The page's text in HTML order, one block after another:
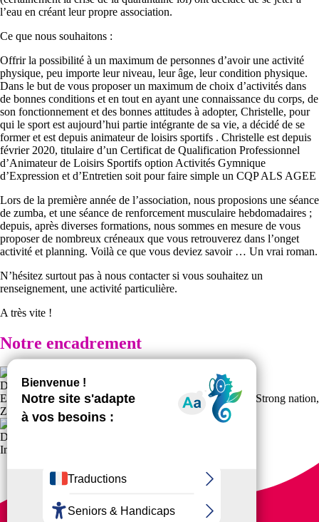
l’eau en créant leur propre association.
Ce que nous souhaitons :
Offrir la possibilité à un maximum de personnes d’avoir une activité
physique, peu importe leur niveau, leur âge, leur condition physique.
Dans le but de vous proposer un maximum de choix d’activités dans
de bonnes conditions et en tout en ayant une connaissance du corps, de
son fonctionnement et des bonnes attitudes à adopter, Christelle, pour
qui le sport est aujourd’hui partie intégrante de sa vie, a décidé de se
former et est depuis animateur de loisirs sportifs . Christelle est depuis
février 2020, titulaire d’un Certificat de Qualification Professionnel
d’Animateur de Loisirs Sportifs option Activités Gymnique
d’Expression et d’Entretien soit pour faire simple un CQP ALS AGEE
Lors de la première année de l’association, nous proposions une séance
de zumba, et une séance de renforcement musculaire hebdomadaires ;
depuis, après diverses formations, nous sommes en mesure de vous
proposer de nombreux créneaux que vous retrouverez dans l’onget
activité et planning. Voilà ce que vous deviez savoir … Un vrai roman.
N’hésitez surtout pas à nous contacter si vous souhaitez un
renseignement, une activité particulière.
A très vite !
Notre encadrement
Dirou Christelle
Educateur sportif, instructeur Zumba, Kangoo Power™, Strong nation,
Zumba gold
Dugas Sophie
Instructeur Zumba